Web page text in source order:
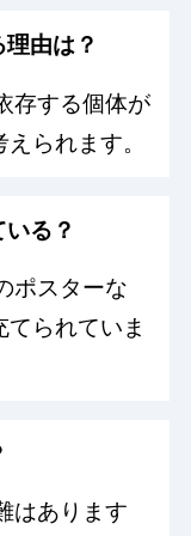
由は？
存する個体が
られます。
る？
ポスターな
てられていま
はあります